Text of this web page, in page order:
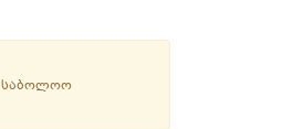
საბოლოო